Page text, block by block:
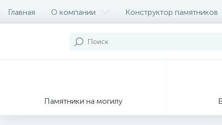
Главная О компании Конструктор памятников
Памятники на могилу